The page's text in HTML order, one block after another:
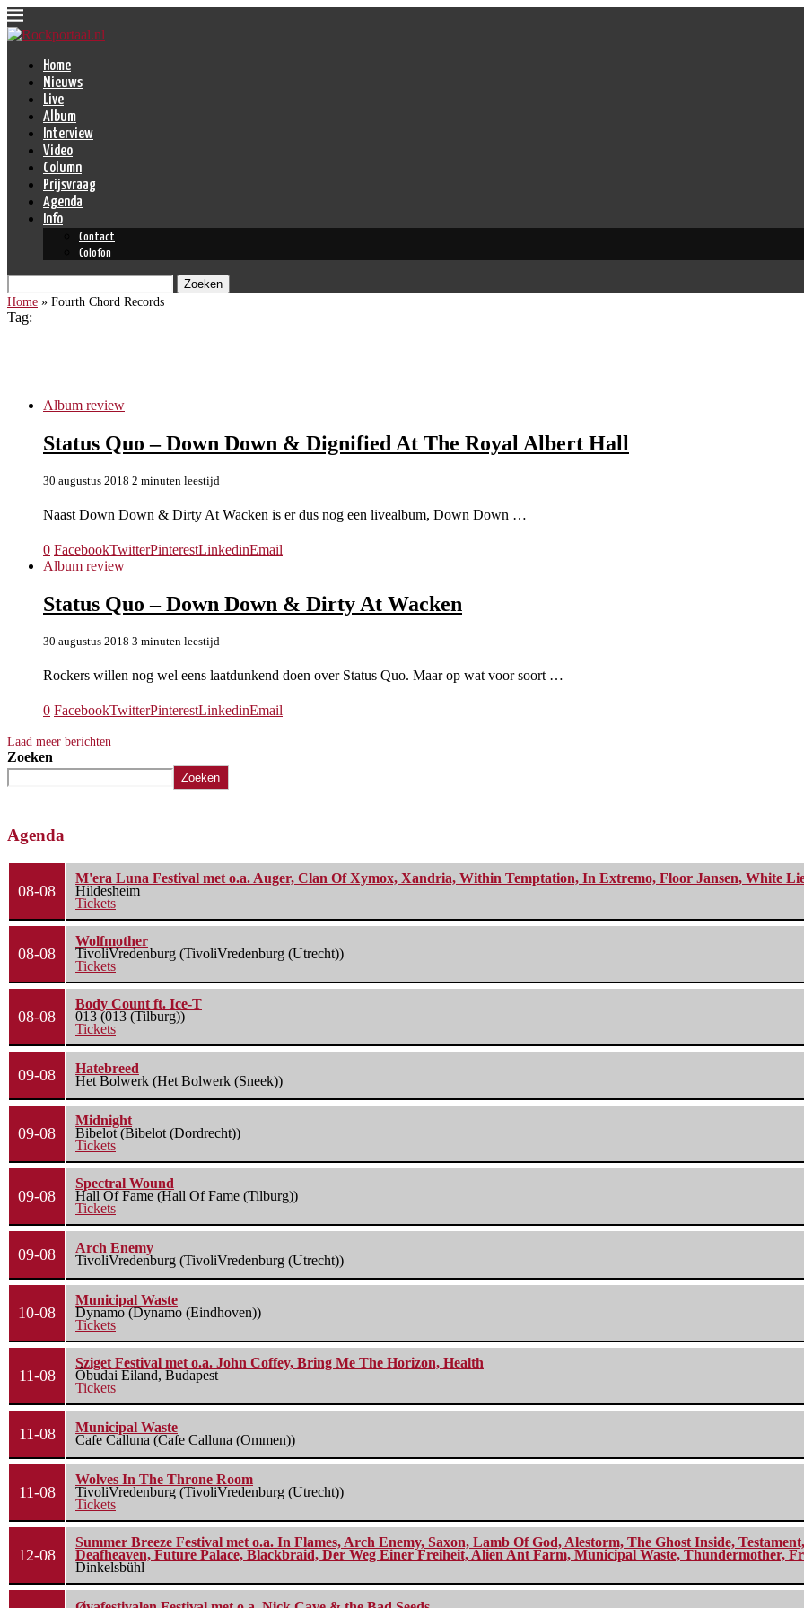
Home
Nieuws
Live
Album
Interview
Video
Column
Prijsvraag
Agenda
Info
Contact
Colofon
Zoeken
Home » Fourth Chord Records
Tag:
Album review
Status Quo – Down Down & Dignified At The Royal Albert Hall
30 augustus 2018 2 minuten leestijd
Naast Down Down & Dirty At Wacken is er dus nog een livealbum, Down Down …
0 FacebookTwitterPinterestLinkedinEmail
Album review
Status Quo – Down Down & Dirty At Wacken
30 augustus 2018 3 minuten leestijd
Rockers willen nog wel eens laatdunkend doen over Status Quo. Maar op wat voor soort …
0 FacebookTwitterPinterestLinkedinEmail
Laad meer berichten
Zoeken
Zoeken
Agenda
08-08
M'era Luna Festival met o.a. Auger, Clan Of Xymox, Xandria, Within Temptation, In Extremo, Floor Jansen, White
Hildesheim
Tickets
08-08
Wolfmother
TivoliVredenburg (TivoliVredenburg (Utrecht))
Tickets
08-08
Body Count ft. Ice-T
013 (013 (Tilburg))
Tickets
09-08
Hatebreed
Het Bolwerk (Het Bolwerk (Sneek))
09-08
Midnight
Bibelot (Bibelot (Dordrecht))
Tickets
09-08
Spectral Wound
Hall Of Fame (Hall Of Fame (Tilburg))
Tickets
09-08
Arch Enemy
TivoliVredenburg (TivoliVredenburg (Utrecht))
10-08
Municipal Waste
Dynamo (Dynamo (Eindhoven))
Tickets
11-08
Sziget Festival met o.a. John Coffey, Bring Me The Horizon, Health
Óbudai Eiland, Budapest
Tickets
11-08
Municipal Waste
Cafe Calluna (Cafe Calluna (Ommen))
11-08
Wolves In The Throne Room
TivoliVredenburg (TivoliVredenburg (Utrecht))
Tickets
12-08
Summer Breeze Festival met o.a. In Flames, Arch Enemy, Saxon, Lamb Of God, Alestorm, The Ghost Inside,
Deafheaven, Future Palace, Blackbraid, Der Weg Einer Freiheit, Alien Ant Farm, Municipal Waste, Thundermother,
Dinkelsbühl